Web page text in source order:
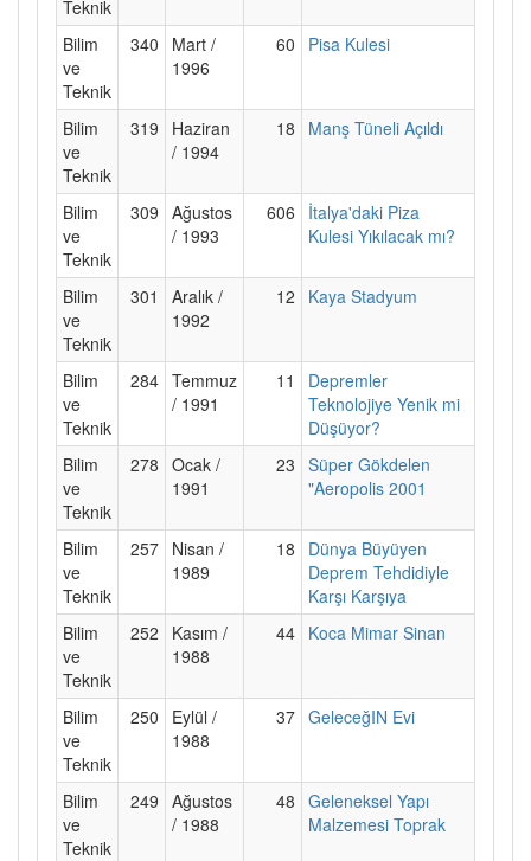
Teknik
Bilim
ve
Teknik
340
Mart /
1996
60 Pisa Kulesi
Bilim
ve
Teknik
319
Haziran
/ 1994
18 Manş Tüneli Açıldı
Bilim
ve
Teknik
309 Ağustos
/ 1993
606
İtalya'daki Piza
Kulesi Yıkılacak mı?
Bilim
ve
Teknik
301
Aralık /
1992
12 Kaya Stadyum
Bilim
ve
Teknik
284 Temmuz
/ 1991
11
Depremler
Teknolojiye Yenik mi
Düşüyor?
Bilim
ve
Teknik
278 Ocak /
1991
23 Süper Gökdelen
"Aeropolis 2001
Bilim
ve
Teknik
257 Nisan /
1989
18
Dünya Büyüyen
Deprem Tehdidiyle
Karşı Karşıya
Bilim
ve
Teknik
252
Kasım /
1988
44 Koca Mimar Sinan
Bilim
ve
Teknik
250
Eylül /
1988
37 GeleceğIN Evi
Bilim
ve
Teknik
249 Ağustos
/ 1988
48 Geleneksel Yapı
Malzemesi Toprak